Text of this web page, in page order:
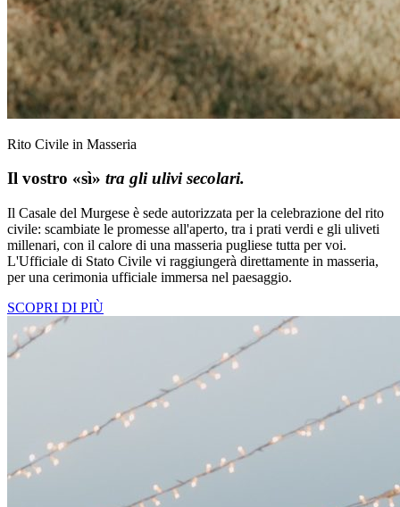
Rito Civile in Masseria
Il vostro «sì» tra gli ulivi secolari.
Il Casale del Murgese è sede autorizzata per la celebrazione del rito
civile: scambiate le promesse all'aperto, tra i prati verdi e gli uliveti
millenari, con il calore di una masseria pugliese tutta per voi.
L'Ufficiale di Stato Civile vi raggiungerà direttamente in masseria,
per una cerimonia ufficiale immersa nel paesaggio.
SCOPRI DI PIÙ